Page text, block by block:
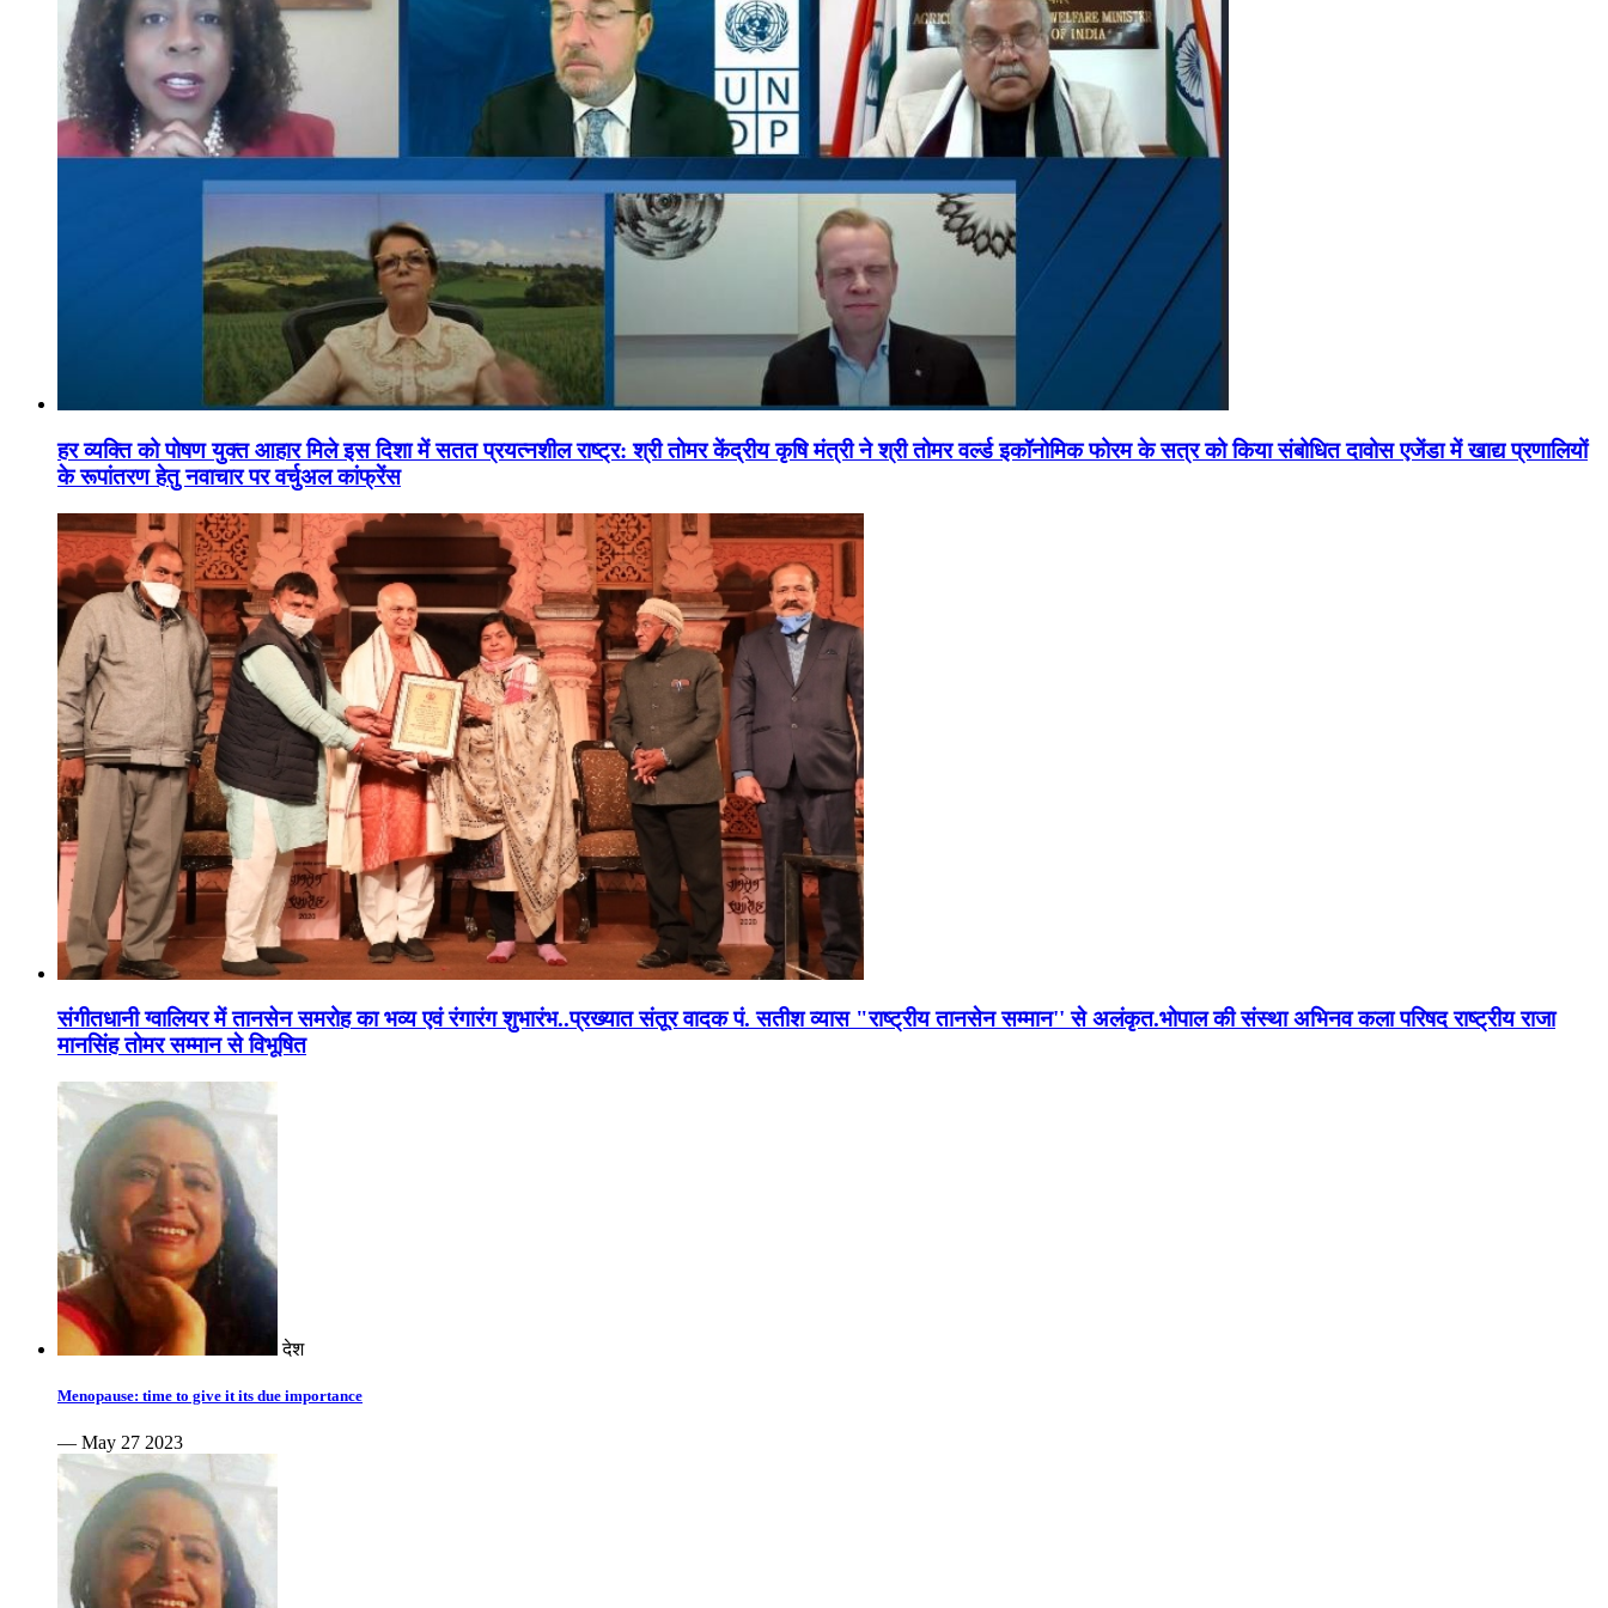
हर व्यक्ति को पोषण युक्त आहार मिले इस दिशा में सतत प्रयत्नशील राष्ट्र: श्री तोमर केंद्रीय कृषि मंत्री ने श्री तोमर वर्ल्ड इकॉनोमिक फोरम के सत्र को किया संबोधित दावोस एजेंडा में खाद्य प्रणालियों
के रूपांतरण हेतु नवाचार पर वर्चुअल कांफ्रेंस
संगीतधानी ग्वालियर में तानसेन समरोह का भव्य एवं रंगारंग शुभारंभ..प्रख्यात संतूर वादक पं. सतीश व्यास "राष्ट्रीय तानसेन सम्मान'' से अलंकृत.भोपाल की संस्था अभिनव कला परिषद राष्ट्रीय राजा
मानसिंह तोमर सम्मान से विभूषित
देश
Menopause: time to give it its due importance
— May 27 2023